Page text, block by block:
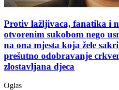
Protiv lažljivaca, fanatika i
otvorenim sukobom nego
na ona mjesta koja žele
prešutno odobravanje
zlostavljana djeca
Oglas